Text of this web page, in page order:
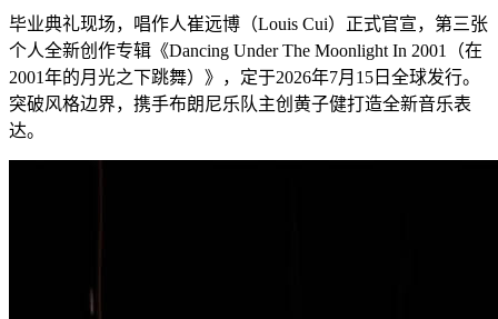
毕业典礼现场，唱作人崔远博（Louis Cui）正式官宣，第三张
个人全新创作专辑《Dancing Under The Moonlight In 2001（在
2001年的月光之下跳舞）》，定于2026年7月15日全球发行。
突破风格边界，携手布朗尼乐队主创黄子健打造全新音乐表
达。